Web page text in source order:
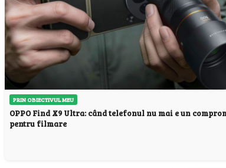
PRIN OBIECTIVUL MEU
OPPO Find X9 Ultra: când telefonul nu mai e un
pentru filmare